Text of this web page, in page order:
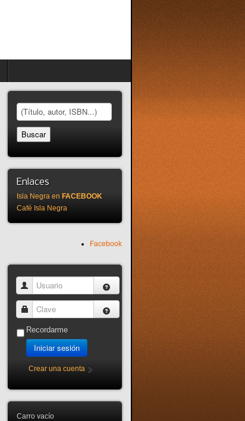
Enlaces
Isla Negra en FACEBOOK
Café Isla Negra
Facebook
Usuario
Clave
Recordarme
Iniciar sesión
Crear una cuenta
Carro vacío